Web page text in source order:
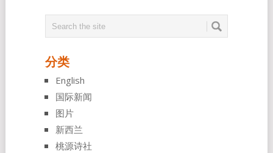
分类
English
国际新闻
图片
新西兰
桃源诗社